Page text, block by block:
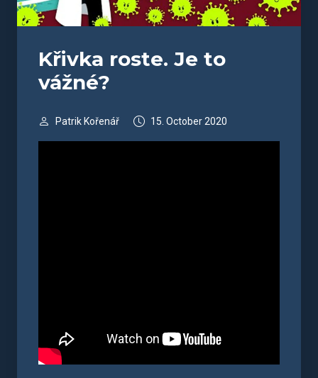
Křivka roste. Je to
vážné?
Patrik Kořenář 15. October 2020